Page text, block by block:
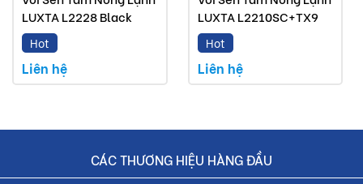
Dịch vụ nhanh chóng, tiết kiệm thời gian và tiền bạc
cho khách hàng.
LUXTA L2228 Black
Hot
Liên hệ
LUXTA L2210SC+TX9
Hot
Liên hệ
CÁC THƯƠNG HIỆU HÀNG ĐẦU